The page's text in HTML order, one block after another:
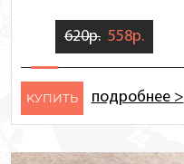
620р. 558р.
KУПИТЬ подробнее >